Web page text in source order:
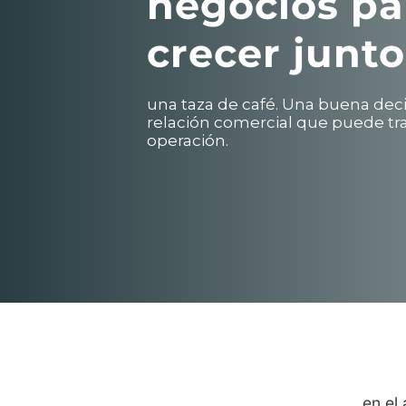
crecer
una taza de café. Una buena
relación comercial que puede
operación.